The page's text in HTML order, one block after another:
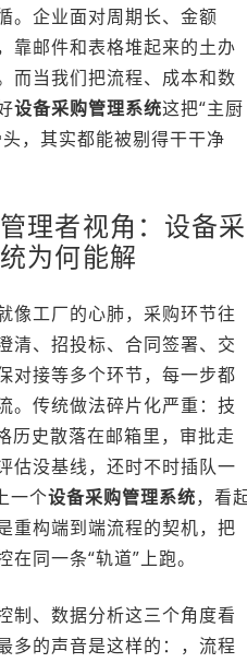
。企业面对周期长、金额
靠邮件和表格堆起来的土办
而当我们把流程、成本和数
设备采购管理系统这把“主厨
，其实都能被剔得干干净
理者视角：设备采
为何能解
像工厂的心肺，采购环节往
清、招投标、合同签署、交
对接等多个环节，每一步都
。传统做法碎片化严重：技
历史散落在邮箱里，审批走
估没基线，还时不时插队一
一个设备采购管理系统，看
重构端到端流程的契机，把
同一条“轨道”上跑。
制、数据分析这三个角度看
多的声音是这样的：，流程